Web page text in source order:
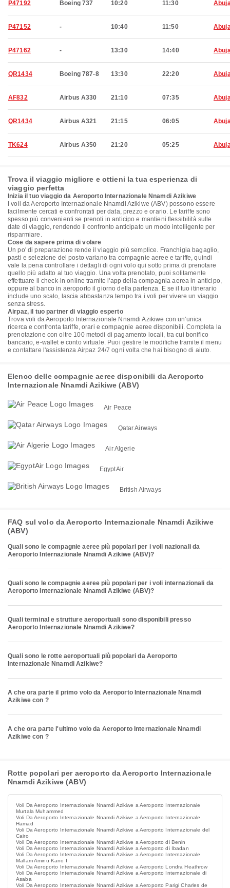
P47192 Boeing 737 10:20 11:30
P47152 - 10:40 11:50
P47162 - 13:30 14:40
QR1434 Boeing 787-8 13:30 22:20
AF832 Airbus A330 21:10 07:35
QR1434 Airbus A321 21:15 06:05
TK624 Airbus A350 21:20 05:25
Trova il viaggio migliore e ottieni la tua esperienza di
viaggio perfetta
Inizia il tuo viaggio da Aeroporto Internazionale Nnamdi Azikiwe
I voli da Aeroporto Internazionale Nnamdi Azikiwe (ABV) possono essere
facilmente cercati e confrontati per data, prezzo e orario. Le tariffe sono
spesso più convenienti se prenoti in anticipo e mantieni flessibilità sulle
date di viaggio, rendendo il confronto anticipato un modo intelligente per
risparmiare.
Cose da sapere prima di volare
Un po' di preparazione rende il viaggio più semplice. Franchigia bagaglio,
pasti e selezione del posto variano tra compagnie aeree e tariffe, quindi
vale la pena controllare i dettagli di ogni volo qui sotto prima di prenotare
quello più adatto al tuo viaggio. Una volta prenotato, puoi solitamente
effettuare il check-in online tramite l'app della compagnia aerea in anticipo,
oppure al banco in aeroporto il giorno della partenza. E se il tuo itinerario
include uno scalo, lascia abbastanza tempo tra i voli per vivere un viaggio
senza stress.
Airpaz, il tuo partner di viaggio esperto
Trova voli da Aeroporto Internazionale Nnamdi Azikiwe con un'unica
ricerca e confronta tariffe, orari e compagnie aeree disponibili. Completa la
prenotazione con oltre 100 metodi di pagamento locali, tra cui bonifico
bancario, e-wallet e conto virtuale. Puoi gestire le modifiche tramite il menu
e contattare l'assistenza Airpaz 24/7 ogni volta che hai bisogno di aiuto.
Elenco delle compagnie aeree disponibili da Aeroporto
Internazionale Nnamdi Azikiwe (ABV)
Air Peace
Qatar Airways
Air Algerie
EgyptAir
British Airways
FAQ sul volo da Aeroporto Internazionale Nnamdi Azikiwe
(ABV)
Quali sono le compagnie aeree più popolari per i voli nazionali da
Aeroporto Internazionale Nnamdi Azikiwe (ABV)?
Quali sono le compagnie aeree più popolari per i voli internazionali da
Aeroporto Internazionale Nnamdi Azikiwe (ABV)?
Quali terminal e strutture aeroportuali sono disponibili presso
Aeroporto Internazionale Nnamdi Azikiwe?
Quali sono le rotte aeroportuali più popolari da Aeroporto
Internazionale Nnamdi Azikiwe?
A che ora parte il primo volo da Aeroporto Internazionale Nnamdi
Azikiwe con ?
A che ora parte l'ultimo volo da Aeroporto Internazionale Nnamdi
Azikiwe con ?
Rotte popolari per aeroporto da Aeroporto Internazionale
Nnamdi Azikiwe (ABV)
Voli Da Aeroporto Internazionale Nnamdi Azikiwe a Aeroporto Internazionale
Murtala Muhammed
Voli Da Aeroporto Internazionale Nnamdi Azikiwe a Aeroporto Internazionale
Hamad
Voli Da Aeroporto Internazionale Nnamdi Azikiwe a Aeroporto Internazionale del
Cairo
Voli Da Aeroporto Internazionale Nnamdi Azikiwe a Aeroporto di Benin
Voli Da Aeroporto Internazionale Nnamdi Azikiwe a Aeroporto di Ibadan
Voli Da Aeroporto Internazionale Nnamdi Azikiwe a Aeroporto Internazionale
Mallam Aminu Kano I
Voli Da Aeroporto Internazionale Nnamdi Azikiwe a Aeroporto Londra Heathrow
Voli Da Aeroporto Internazionale Nnamdi Azikiwe a Aeroporto Internazionale di
Asaba
Voli Da Aeroporto Internazionale Nnamdi Azikiwe a Aeroporto Parigi Charles de